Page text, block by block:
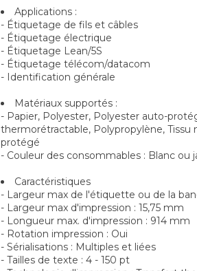
Applications :
- Étiquetage de fils et câbles
- Étiquetage électrique
- Étiquetage Lean/5S
- Étiquetage télécom/datacom
- Identification générale
Matériaux supportés :
- Papier, Polyester, Polyester auto-
thermorétractable, Polypropylène, Tissu
protégé
- Couleur des consommables : Blanc ou
Caractéristiques
- Largeur max de l'étiquette ou de la
- Largeur max d'impression : 15,75 mm
- Longueur max. d'impression : 914 mm
- Rotation impression : Oui
- Sérialisations : Multiples et liées
- Tailles de texte : 4 - 150 pt